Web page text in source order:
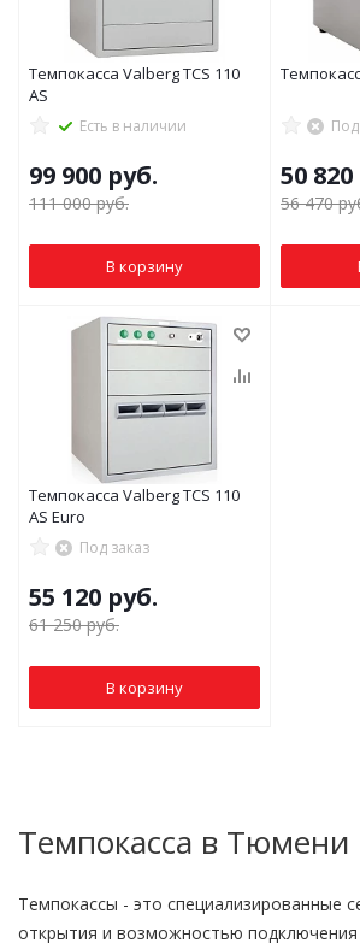
Темпокасса Valberg TCS 110
AS
Есть в наличии
99 900 руб.
111 000руб.
В корзину
50 820
56 470
Темпокасса Valberg TCS 110
AS Euro
Под заказ
55 120 руб.
61 250руб.
В корзину
Темпокасса в Тюмени
Темпокассы - это специализированные
открытия и возможностью подключения